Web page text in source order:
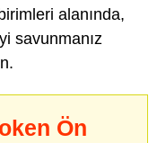
alanında,
savunmanız
Ön